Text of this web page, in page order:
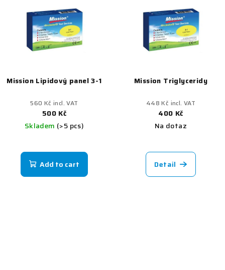
of
5
stars.
Mission Lipidový panel 3-1
560 Kč incl. VAT
500 Kč
Skladem (>5 pcs)
Add to cart
Mission Triglyceridy
448 Kč incl. VAT
400 Kč
Na dotaz
Detail